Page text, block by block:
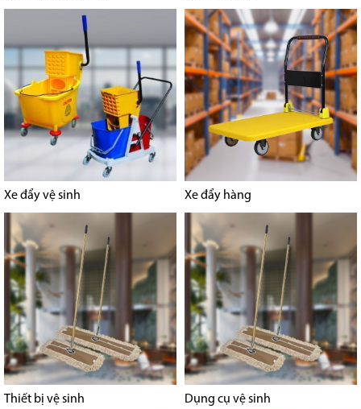
Xe đẩy vệ sinh Xe đẩy hàng
Thiết bị vệ sinh Dụng cụ vệ sinh